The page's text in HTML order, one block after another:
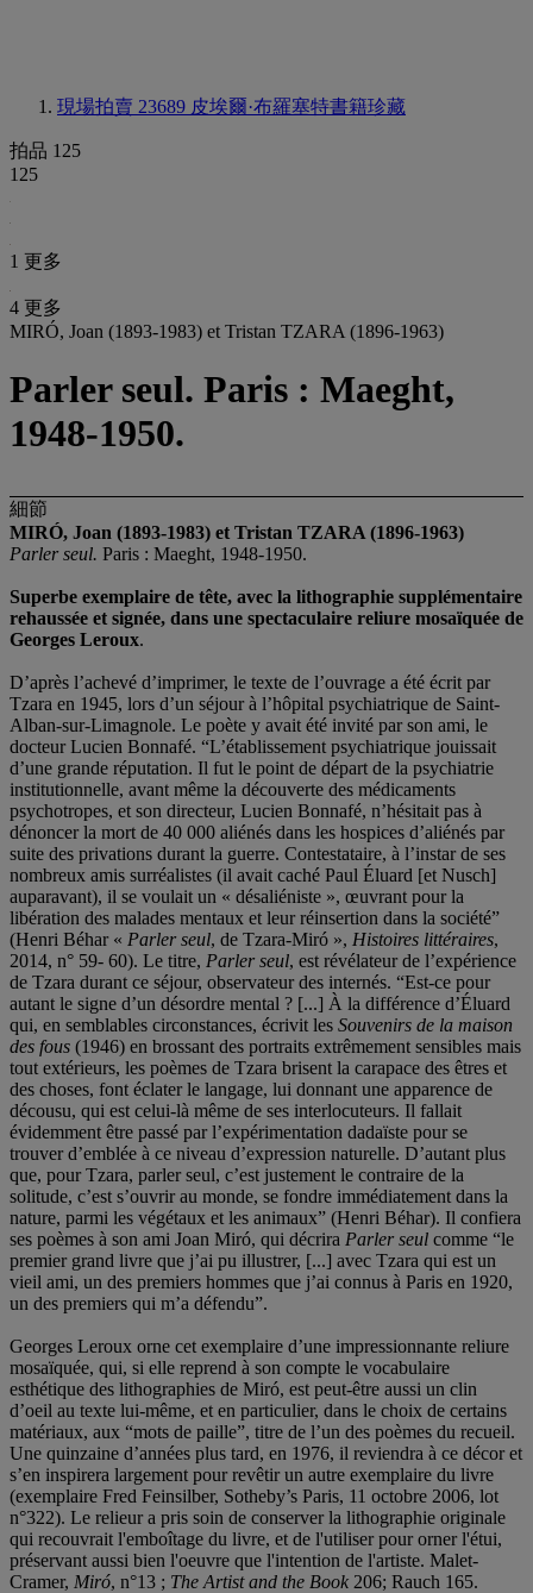
現場拍賣 23689 皮埃爾·布羅塞特書籍珍藏
拍品 125
125
1 更多
4 更多
MIRÓ, Joan (1893-1983) et Tristan TZARA (1896-1963)
Parler seul. Paris : Maeght,
1948-1950.
細節
MIRÓ, Joan (1893-1983) et Tristan TZARA (1896-1963)
Parler seul. Paris : Maeght, 1948-1950.
Superbe exemplaire de tête, avec la lithographie supplémentaire
rehaussée et signée, dans une spectaculaire reliure mosaïquée de
Georges Leroux.
D’après l’achevé d’imprimer, le texte de l’ouvrage a été écrit par
Tzara en 1945, lors d’un séjour à l’hôpital psychiatrique de Saint-
Alban-sur-Limagnole. Le poète y avait été invité par son ami, le
docteur Lucien Bonnafé. “L’établissement psychiatrique jouissait
d’une grande réputation. Il fut le point de départ de la psychiatrie
institutionnelle, avant même la découverte des médicaments
psychotropes, et son directeur, Lucien Bonnafé, n’hésitait pas à
dénoncer la mort de 40 000 aliénés dans les hospices d’aliénés par
suite des privations durant la guerre. Contestataire, à l’instar de ses
nombreux amis surréalistes (il avait caché Paul Éluard [et Nusch]
auparavant), il se voulait un « désaliéniste », œuvrant pour la
libération des malades mentaux et leur réinsertion dans la société”
(Henri Béhar « Parler seul, de Tzara-Miró », Histoires littéraires,
2014, n° 59- 60). Le titre, Parler seul, est révélateur de l’expérience
de Tzara durant ce séjour, observateur des internés. “Est-ce pour
autant le signe d’un désordre mental ? [...] À la différence d’Éluard
qui, en semblables circonstances, écrivit les Souvenirs de la maison
des fous (1946) en brossant des portraits extrêmement sensibles mais
tout extérieurs, les poèmes de Tzara brisent la carapace des êtres et
des choses, font éclater le langage, lui donnant une apparence de
décousu, qui est celui-là même de ses interlocuteurs. Il fallait
évidemment être passé par l’expérimentation dadaïste pour se
trouver d’emblée à ce niveau d’expression naturelle. D’autant plus
que, pour Tzara, parler seul, c’est justement le contraire de la
solitude, c’est s’ouvrir au monde, se fondre immédiatement dans la
nature, parmi les végétaux et les animaux” (Henri Béhar). Il confiera
ses poèmes à son ami Joan Miró, qui décrira Parler seul comme “le
premier grand livre que j’ai pu illustrer, [...] avec Tzara qui est un
vieil ami, un des premiers hommes que j’ai connus à Paris en 1920,
un des premiers qui m’a défendu”.
Georges Leroux orne cet exemplaire d’une impressionnante reliure
mosaïquée, qui, si elle reprend à son compte le vocabulaire
esthétique des lithographies de Miró, est peut-être aussi un clin
d’oeil au texte lui-même, et en particulier, dans le choix de certains
matériaux, aux “mots de paille”, titre de l’un des poèmes du recueil.
Une quinzaine d’années plus tard, en 1976, il reviendra à ce décor et
s’en inspirera largement pour revêtir un autre exemplaire du livre
(exemplaire Fred Feinsilber, Sotheby’s Paris, 11 octobre 2006, lot
n°322). Le relieur a pris soin de conserver la lithographie originale
qui recouvrait l'emboîtage du livre, et de l'utiliser pour orner l'étui,
préservant aussi bien l'oeuvre que l'intention de l'artiste. Malet-
Cramer, Miró, n°13 ; The Artist and the Book 206; Rauch 165.